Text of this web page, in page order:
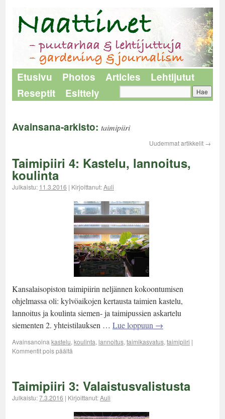
Etusivu Photos Articles
Lehtijutut
Reseptit
Esittely
Avainsana-arkisto: taimipiiri
Uudemmat artikkelit →
Taimipiiri 4: Kastelu, lannoitus,
koulinta
Julkaistu: 11.3.2016 | Kirjoittanut:Auli
Kansalaisopiston taimipiirin neljännen kokoontumisen
ohjelmassa oli: kylvöaikojen kertausta taimien kastelu,
lannoitus ja koulinta siemen- ja taimipussien askartelu
siementen 2. yhteistilauksen … Lue loppuun →
Avainsanoina kastelu, koulinta, lannoitus, taimikasvatus, taimipiiri |
Kommentit pois päältä
Taimipiiri 3: Valaistusvalistusta
Julkaistu:7.3.2016 | Kirjoittanut:Auli